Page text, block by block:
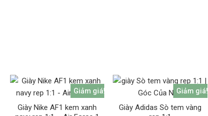
Giảm giá!
Giày Nike AF1 kem xanh
Giảm giá!
Giày Adidas Sò tem vàng